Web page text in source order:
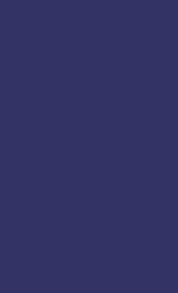
annan webbplats, öppnas